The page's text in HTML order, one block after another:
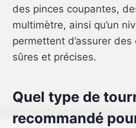
des pinces coupantes,
multimètre, ainsi qu’un
permettent d’assurer
sûres et précises.
Quel type de
recommandé